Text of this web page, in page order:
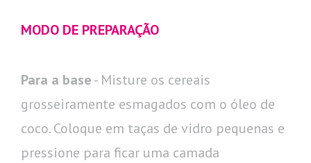
MODO DE PREPARAÇÃO
Para a base- Misture os cereais
grosseiramente esmagados com o óleo de
coco. Coloque em taças de vidro pequenas e
pressione para ficar uma camada